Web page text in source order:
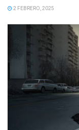
2 FEBRERO, 2025